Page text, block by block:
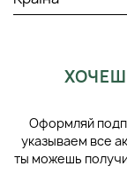
Нанесіть
та розтушуйте
засобу на руках,
ХОЧЕШ
Оформляй
указываем все
ты можешь